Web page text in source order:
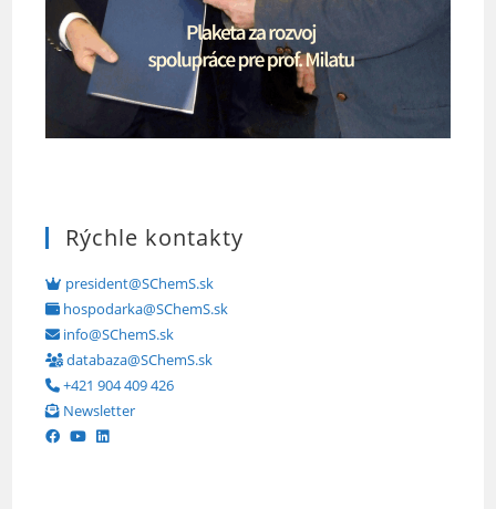
Rýchle kontakty
president@SChemS.sk
hospodarka@SChemS.sk
info@SChemS.sk
databaza@SChemS.sk
+421 904 409 426
Newsletter